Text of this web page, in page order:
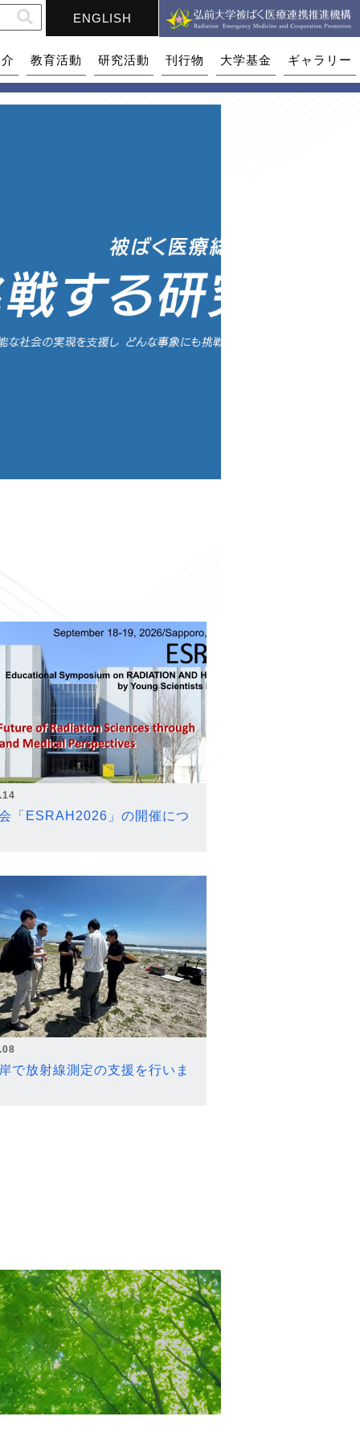
ENGLISH
教育活動 研究活動 刊行物 大学基金 ギャラリー
「ESRAH2026」の開催につ
で放射線測定の支援を行いま